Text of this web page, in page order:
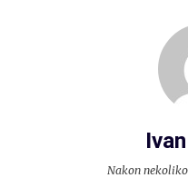
Nakon